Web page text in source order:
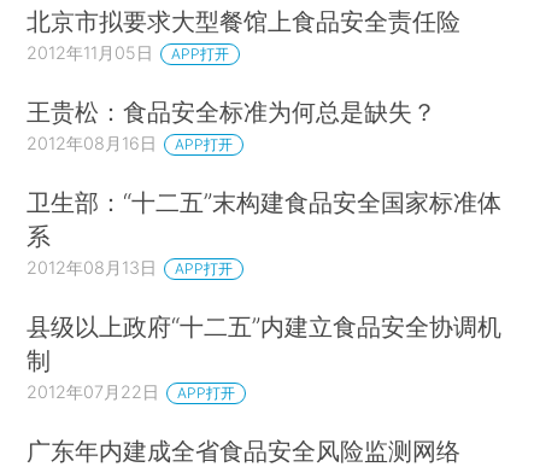
北京市拟要求大型餐馆上食品安全责任险
2012年11月05日 APP打开
王贵松：食品安全标准为何总是缺失？
2012年08月16日 APP打开
卫生部：“十二五”末构建食品安全国家标准体
系
2012年08月13日 APP打开
县级以上政府“十二五”内建立食品安全协调机
制
2012年07月22日 APP打开
广东年内建成全省食品安全风险监测网络